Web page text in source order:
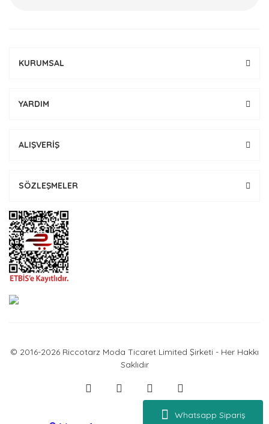
Whatsapp Sipariş
KURUMSAL
YARDIM
ALIŞVERİŞ
SÖZLEŞMELER
© 2016-2026 Riccotarz Moda Ticaret Limited Şirketi - Her Hakkı
Saklıdır